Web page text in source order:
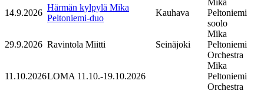
14.9.2026
Härmän kylpylä Mika
Peltoniemi-duo
Kauhava
Mika
Peltoniemi
soolo
29.9.2026 Ravintola Miitti Seinäjoki
Mika
Peltoniemi
Orchestra
11.10.2026LOMA 11.10.-19.10.2026
Mika
Peltoniemi
Orchestra